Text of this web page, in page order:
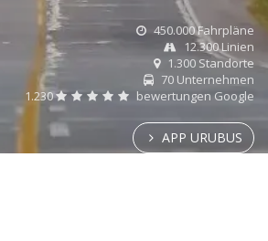
450.000 Fahrpläne
12.300 Linien
1.300 Standorte
70 Unternehmen
1.230
bewertungen Google
APP URUBUS